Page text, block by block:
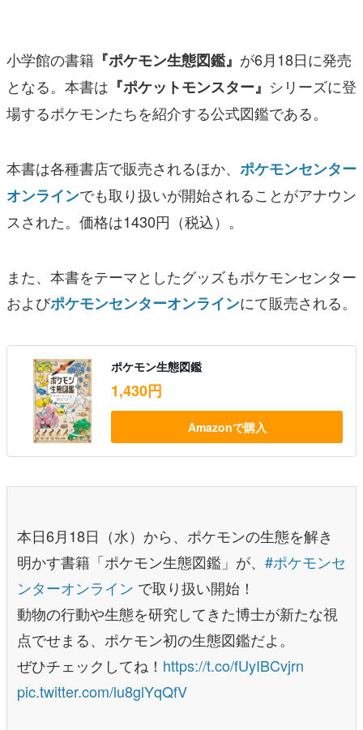
その他
電ファミニコゲーマーとは？
小学館の書籍 『ポケモン生態図鑑』 が6月18日に発売
となる。本書は 『ポケットモンスター』 シリーズに登
場するポケモンたちを紹介する公式図鑑である。
本書は各種書店で販売されるほか、 ポケモンセンター
オンラインでも取り扱いが開始されることがアナウン
スされた。価格は1430円（税込）。
また、本書をテーマとしたグッズもポケモンセンター
およびポケモンセンターオンラインにて販売される。
ポケモン生態図鑑
1,430円
Amazonで購入
本日6月18日（水）から、ポケモンの生態を解き
明かす書籍「ポケモン生態図鑑」が、 #ポケモンセ
ンターオンライン で取り扱い開始！
動物の行動や生態を研究してきた博士が新たな視
点でせまる、ポケモン初の生態図鑑だよ。
ぜひチェックしてね！ https://t.co/fUyIBCvjrn
pic.twitter.com/lu8glYqQfV